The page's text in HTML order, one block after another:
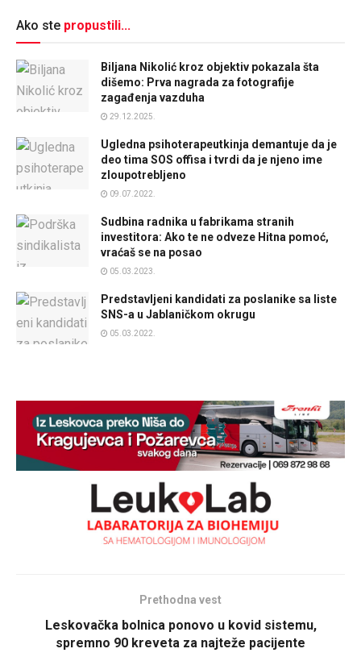
Ako ste propustili...
Biljana Nikolić kroz objektiv pokazala šta
dišemo: Prva nagrada za fotografije
zagađenja vazduha
29.12.2025.
Ugledna psihoterapeutkinja demantuje da je
deo tima SOS offisa i tvrdi da je njeno ime
zloupotrebljeno
09.07.2022.
Sudbina radnika u fabrikama stranih
investitora: Ako te ne odveze Hitna pomoć,
vraćaš se na posao
05.03.2023.
Predstavljeni kandidati za poslanike sa liste
SNS-a u Jablaničkom okrugu
05.03.2022.
Prethodna vest
Leskovačka bolnica ponovo u kovid sistemu,
spremno 90 kreveta za najteže pacijente